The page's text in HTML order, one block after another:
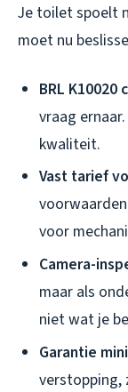
Je toilet spoelt
moet nu
BRL K10020
vraag
kwaliteit.
Vast tarief
voor
Camera-
maar als
niet wat je
Garantie
verstopping,